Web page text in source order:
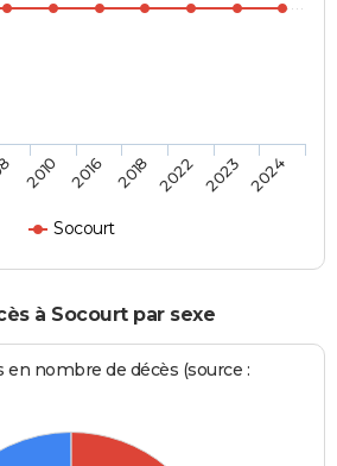
Socourt
2010 2016 2018 2022 2023 2024
à Socourt par sexe
nombre de décès (source :